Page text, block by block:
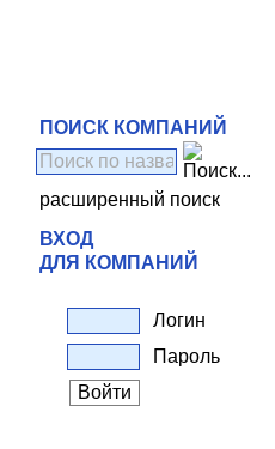
ПОИСК КОМПАНИЙ
расширенный поиск
ВХОД
ДЛЯ КОМПАНИЙ
Логин
Пароль